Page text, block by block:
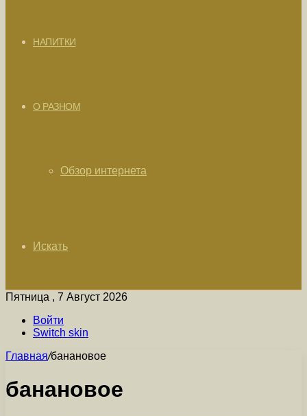
НАПИТКИ
О РАЗНОМ
Обзор интернета
Искать
Пятница , 7 Август 2026
Войти
Switch skin
Главная/банановое
банановое